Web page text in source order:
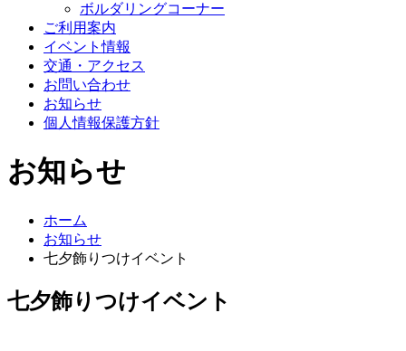
ボルダリングコーナー
ご利用案内
イベント情報
交通・アクセス
お問い合わせ
お知らせ
個人情報保護方針
お知らせ
ホーム
お知らせ
七夕飾りつけイベント
七夕飾りつけイベント